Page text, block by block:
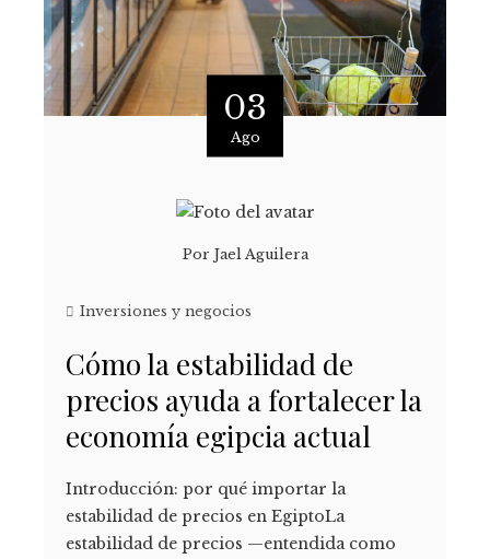
03
Ago
Por Jael Aguilera
Inversiones y negocios
Cómo la estabilidad de
precios ayuda a fortalecer la
economía egipcia actual
Introducción: por qué importar la
estabilidad de precios en EgiptoLa
estabilidad de precios —entendida como